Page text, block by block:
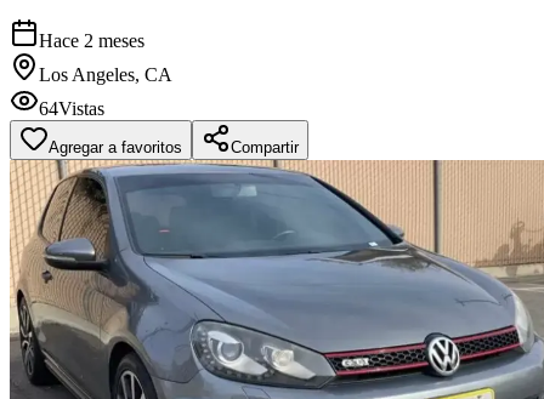
Hace 2 meses
Los Angeles, CA
64Vistas
Agregar a favoritos Compartir